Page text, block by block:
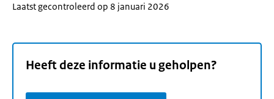
Laatst gecontroleerd op 8 januari 2026
Heeft deze informatie u geholpen?